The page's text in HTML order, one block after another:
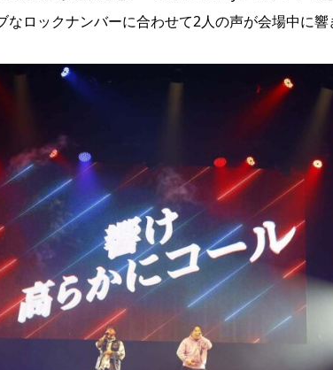
ロックナンバーに合わせて2人の声が会場中に響